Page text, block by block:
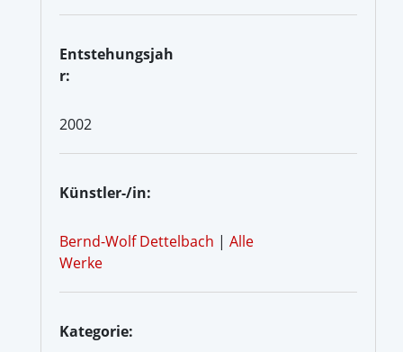
Entstehungsjah
r:
2002
Künstler-/in:
Bernd-Wolf Dettelbach | Alle
Werke
Kategorie: